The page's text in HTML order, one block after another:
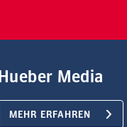
Hueber Media
MEHR ERFAHREN